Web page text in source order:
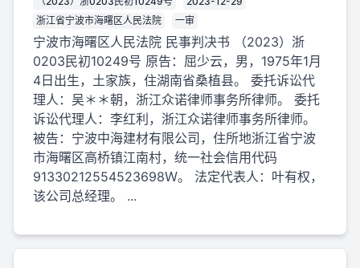
浙江省宁波市海曙区人民法院
一审
宁波市海曙区人民法院 民事判决书 （2023）浙
0203民初10249号 原告：屈少云，男，1975年1月
4日出生，土家族，住湖南省桑植县。 委托诉讼代
理人：吴＊＊朝，浙江众诺律师事务所律师。 委托
诉讼代理人：李红利，浙江众诺律师事务所律师。
被告：宁波中海建材有限公司，住所地浙江省宁波
市海曙区高桥镇江南村，统一社会信用代码
91330212554523698Ｗ。 法定代表人：叶有权，
该公司总经理。 ...